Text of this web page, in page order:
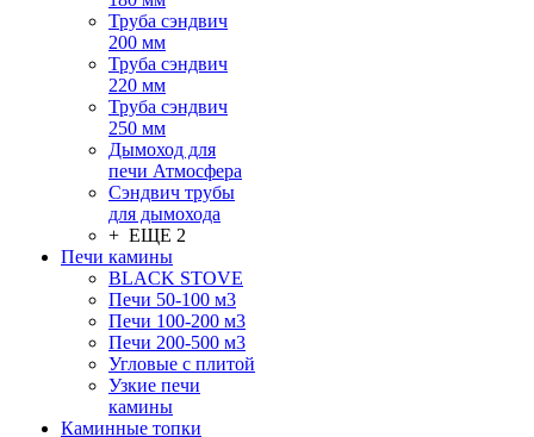
Труба сэндвич
200 мм
Труба сэндвич
220 мм
Труба сэндвич
250 мм
Дымоход для
печи Атмосфера
Сэндвич трубы
для дымохода
+ ЕЩЕ 2
Печи камины
BLACK STOVE
Печи 50-100 м3
Печи 100-200 м3
Печи 200-500 м3
Угловые с плитой
Узкие печи
камины
Каминные топки